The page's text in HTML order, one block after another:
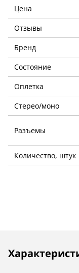
Цена
Отзывы
Бренд
Состояние
Оплетка
Стерео/моно
Разъемы
Количество, штук
производства
Описание
Инструкции